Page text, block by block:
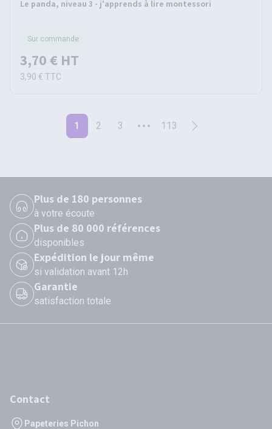
Le panda, niveau 3 - j'apprends à lire montessori
Sur commande
3,70 € HT
3,90 € TTC
1 2 3 113
Plus de 180 personnes
à votre écoute
Plus de 80 000 références
disponibles
Expédition le jour même
si validation avant 12h
Garantie
satisfaction totale
Contact
Papeteries Pichon